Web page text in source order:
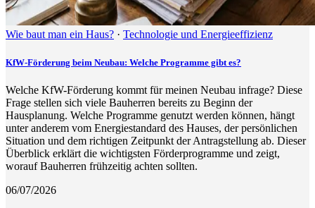
Wie baut man ein Haus? · Technologie und Energieeffizienz
KfW-Förderung beim Neubau: Welche Programme gibt es?
Welche KfW-Förderung kommt für meinen Neubau infrage? Diese
Frage stellen sich viele Bauherren bereits zu Beginn der
Hausplanung. Welche Programme genutzt werden können, hängt
unter anderem vom Energiestandard des Hauses, der persönlichen
Situation und dem richtigen Zeitpunkt der Antragstellung ab. Dieser
Überblick erklärt die wichtigsten Förderprogramme und zeigt,
worauf Bauherren frühzeitig achten sollten.
06/07/2026